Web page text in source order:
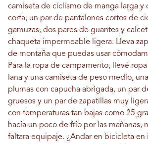
camiseta de ciclismo de manga larga y
corta, un par de pantalones cortos de
gamuzas, dos pares de guantes y
chaqueta impermeable ligera. Lleva
de montaña que puedas usar
Para la ropa de campamento, llevé
lana y una camiseta de peso medio,
plumas con capucha abrigada, un par
gruesos y un par de zapatillas muy
con temperaturas tan bajas como 25
hacía un poco de frío por las mañanas,
faltara equipaje. ¿Andar en bicicleta en